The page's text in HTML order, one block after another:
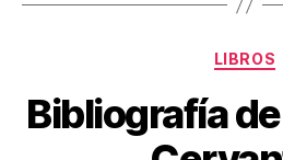
LIBROS
Bibliografía